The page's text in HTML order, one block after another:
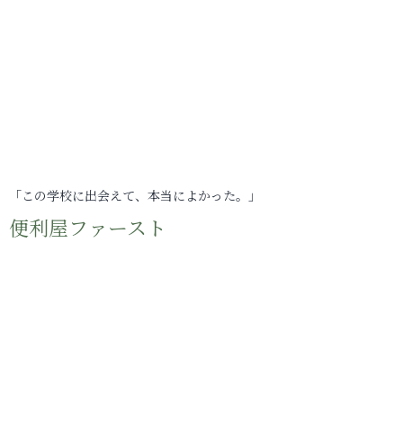
「この学校に出会えて、本当によかった。」
便利屋ファースト